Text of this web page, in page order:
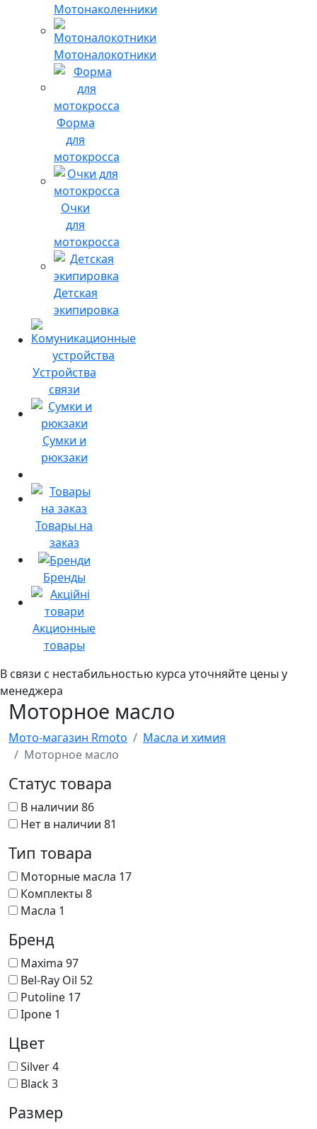
Мотонаколенники
Мотоналокотники
Форма
для
мотокросса
Очки
для
мотокросса
Детская
экипировка
Устройства
связи
Сумки и
рюкзаки
Товары на
заказ
Бренды
Акционные
товары
В связи с нестабильностью курса уточняйте цены у
менеджера
Моторное масло
Мото-магазин Rmoto
Масла и химия
Моторное масло
Статус товара
В наличии 86
Нет в наличии 81
Тип товара
Моторные масла 17
Комплекты 8
Масла 1
Бренд
Maxima 97
Bel-Ray Oil 52
Putoline 17
Ipone 1
Цвет
Silver4
Black3
Размер